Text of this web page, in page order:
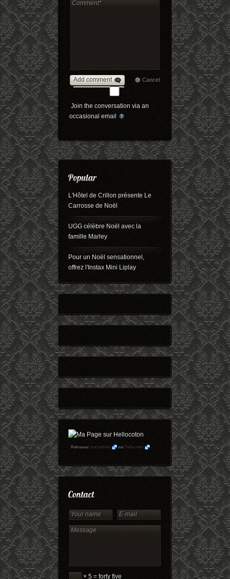
Add comment Cancel
Join the conversation via an
occasional email
L'Hôtel de Crillon présente Le
Carrosse de Noël
UGG célèbre Noël avec la
famille Marley
Pour un Noël sensationnel,
offrez l'Instax Mini Liplay
Retrouvezmaryophoto surHellocoton
× 5 = forty five